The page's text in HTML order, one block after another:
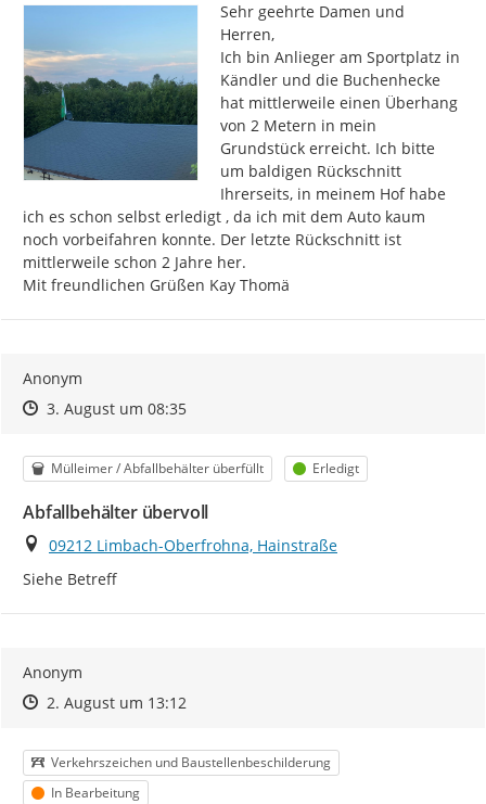
Sehr geehrte Damen und
Herren,
Ich bin Anlieger am Sportplatz in
Kändler und die Buchenhecke
hat mittlerweile einen Überhang
von 2 Metern in mein
Grundstück erreicht. Ich bitte
um baldigen Rückschnitt
Ihrerseits, in meinem Hof habe
ich es schon selbst erledigt , da ich mit dem Auto kaum
noch vorbeifahren konnte. Der letzte Rückschnitt ist
mittlerweile schon 2 Jahre her.
Mit freundlichen Grüßen Kay Thomä
Anonym
Zeitpunkt des Erstellens
Zeitpunkt des Erstellens
3. August um 08:35Zur Äußerung
Kategorie
Mülleimer / Abfallbehälter überfüllt Status
Erledigt
Abfallbehälter übervoll
Ort
09212 Limbach-Oberfrohna, Hainstraße
Siehe Betreff
Anonym
Zeitpunkt des Erstellens
Zeitpunkt des Erstellens
2. August um 13:12Zur Äußerung
Kategorie
Verkehrszeichen und Baustellenbeschilderung
Status
In Bearbeitung